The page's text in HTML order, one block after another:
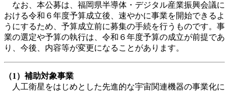
なお、本公募は、福岡県半導体・デジタル産業振興会議に
おける令和６年度予算成立後、速やかに事業を開始できるよ
うにするため、予算成立前に募集の手続を行うものです。事
業の選定や予算の執行は、令和６年度予算の成立が前提であ
り、今後、内容等が変更になることがあります。
（1）補助対象事業
人工衛星をはじめとした先進的な宇宙関連機器の事業化に